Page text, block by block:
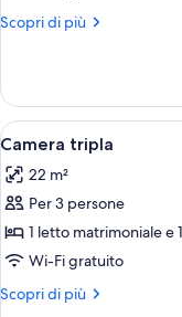
Scopri di più
Altri
Standard
Apri
tutte
le
foto
per
Camera
tripla
6
Camera tripla
22 m²
Per 3 persone
1 letto matrimoniale e
Wi-Fi gratuito
Scopri di più
Altri